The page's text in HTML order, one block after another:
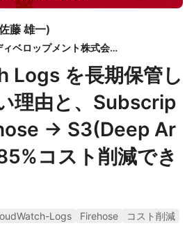
藤 雄一)
トヨタテクニカルディベロップメント株式会社
Logs を長期保管し
理由と、Subscrip
→ S3(Deep Ar
コスト削減でき
Logs Firehose
コスト削減